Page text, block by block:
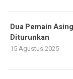
Dua Pemain
Diturunkan
15 Agustus 2025